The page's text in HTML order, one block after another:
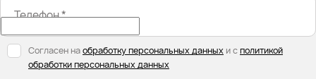
Телефон*
Согласен наобработку персональных данных и сполитикой
обработки персональных данных